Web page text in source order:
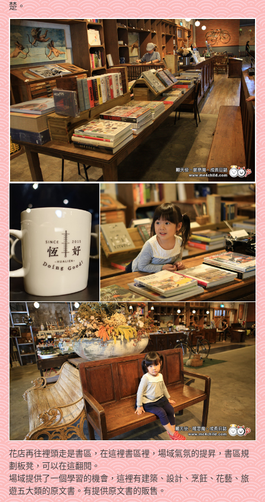
楚。
花店再往裡頭走是書區，在這裡書區裡，場域氣氛的提昇，書區規
劃板凳，可以在這翻閱。
場域提供了一個學習的機會，這裡有建築、設計、烹飪、花藝、旅
遊五大類的原文書。有提供原文書的販售。